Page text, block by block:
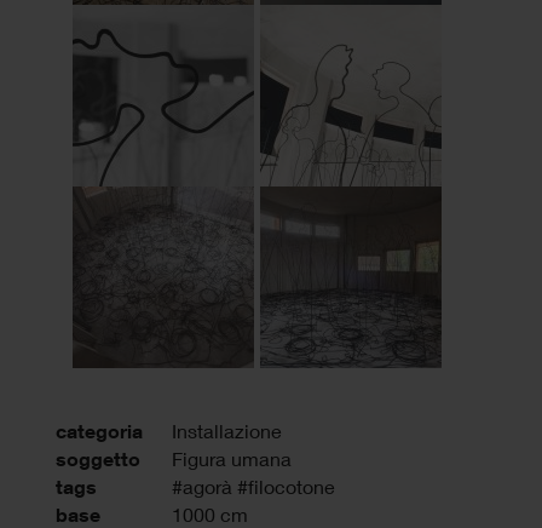
categoria Installazione
soggetto Figura umana
tags #agorà #filocotone
base 1000 cm